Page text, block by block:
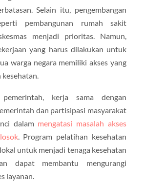
Selain itu, pengembangan
pembangunan rumah sakit
menjadi prioritas. Namun,
yang harus dilakukan untuk
warga negara memiliki akses yang
kesehatan.
kerja sama dengan
dan partisipasi masyarakat
dalam mengatasi masalah akses
. Program pelatihan kesehatan
untuk menjadi tenaga kesehatan
dapat membantu mengurangi
layanan.